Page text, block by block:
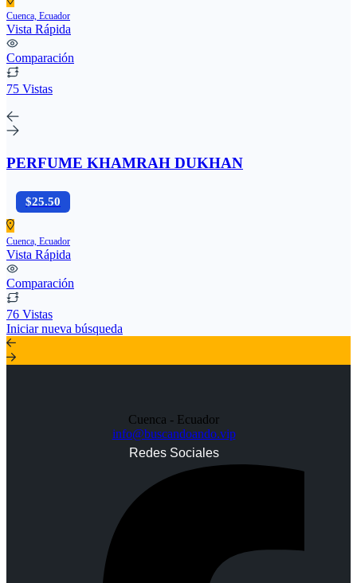
Cuenca, Ecuador
Vista Rápida
Comparación
75 Vistas
PERFUME KHAMRAH DUKHAN
$25.50
Cuenca, Ecuador
Vista Rápida
Comparación
76 Vistas
Iniciar nueva búsqueda
Cuenca - Ecuador
info@buscandoando.vip
Redes Sociales